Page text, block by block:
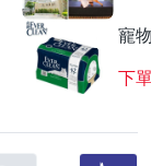
寵
下